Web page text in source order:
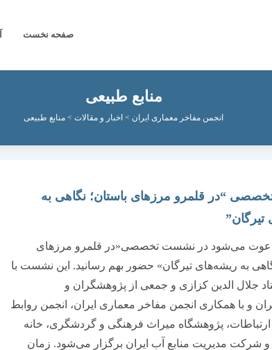
صفحه نخست
منابع طبیعی
انجمن مفاخر معماری ایران > اخبار و مقالات > منابع طبیعی
“در قلمرو مرزهای باستان؛ نگاهی به
دعوت می‌شود در نشست تخصصی«در قلمرو مرزهای
به ریشه‌های تیرگان» حضور بهم رسانید. این نشست با
جلال الدین کزازی و جمعی از پژوهشگران و
و با همکاری انجمن مفاخر معماری ایران، انجمن روابط
پژوهشگاه میراث فرهنگی و گردشگری، خانه
و شرکت مدیریت منابع آب ایران برگزار می‌شود. زمان